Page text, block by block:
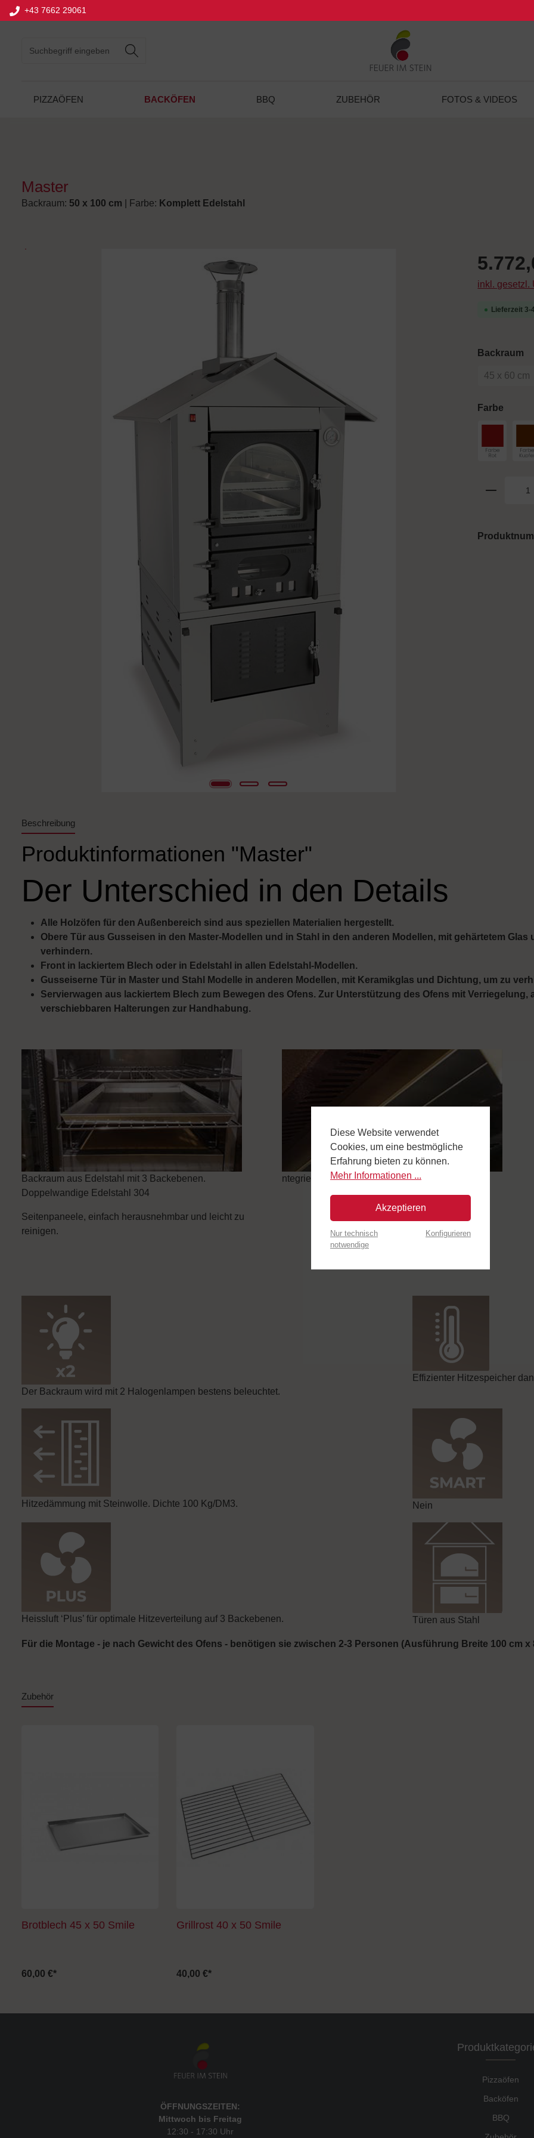
Zur Hauptnavigation springen
+43 7662 29061
PIZZAÖFEN BBQ ZUBEHÖR FOTOS & VIDEOS
Master
Backraum: 50 x 100 cm | Farbe: Komplett Edelstahl
inkl. gesetzl.
Lieferzeit 3-
Backraum
45 x 60 cm
(Diese
Farbe
Farbe Rot
Beschreibung
Produktinformationen "Master"
Der Unterschied in den Details
Alle Holzöfen für den Außenbereich sind aus speziellen Materialien hergestellt.
Obere Tür aus Gusseisen in den Master-Modellen und in Stahl in den anderen Modellen, mit gehärtetem
verhindern.
Front in lackiertem Blech oder in Edelstahl in allen Edelstahl-Modellen.
Gusseiserne Tür in Master und Stahl Modelle in anderen Modellen, mit Keramikglas und Dichtung, um zu
Servierwagen aus lackiertem Blech zum Bewegen des Ofens. Zur Unterstützung des Ofens mit Verriegelung,
verschiebbaren Halterungen zur Handhabung.
Backraum aus Edelstahl mit 3 Backebenen.
Doppelwandige Edelstahl 304
Seitenpaneele, einfach herausnehmbar und leicht zu
reinigen.
ntegrierte Dunsthaube mit einfachem Abzug.
Der Backraum wird mit 2 Halogenlampen bestens beleuchtet.
Effizienter Hitzespeicher
Hitzedämmung mit Steinwolle. Dichte 100 Kg/DM3. Nein
Heissluft ‘Plus’ für optimale Hitzeverteilung auf 3 Backebenen. Türen aus Stahl
Für die Montage - je nach Gewicht des Ofens - benötigen sie zwischen 2-3 Personen (Ausführung Breite 100 cm
Zubehör
Brotblech 45 x 50 Smile
60,00 €*
Grillrost 40 x 50 Smile
40,00 €*
ÖFFNUNGSZEITEN:
Mittwoch bis Freitag
12:30 - 17:30 Uhr
Pizzaöfen
Backöfen
BBQ
Diese Website verwendet
Cookies, um eine bestmögliche
Erfahrung bieten zu können.
Mehr Informationen ...
Akzeptieren
Nur technisch
notwendige
Konfigurieren